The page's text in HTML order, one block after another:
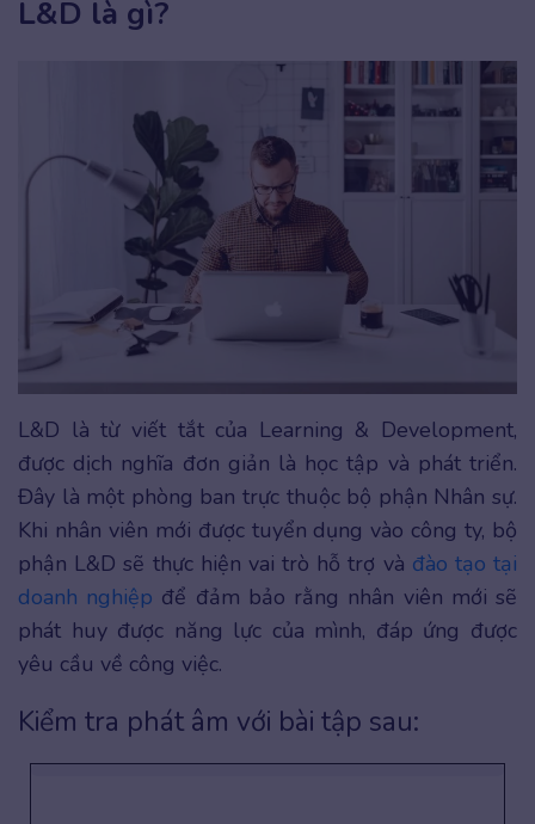
L&D là gì?
L&D là từ viết tắt của Learning & Development,
được dịch nghĩa đơn giản là học tập và phát triển.
Đây là một phòng ban trực thuộc bộ phận Nhân sự.
Khi nhân viên mới được tuyển dụng vào công ty, bộ
phận L&D sẽ thực hiện vai trò hỗ trợ và đào tạo tại
doanh nghiệp để đảm bảo rằng nhân viên mới sẽ
phát huy được năng lực của mình, đáp ứng được
yêu cầu về công việc.
Kiểm tra phát âm với bài tập sau: